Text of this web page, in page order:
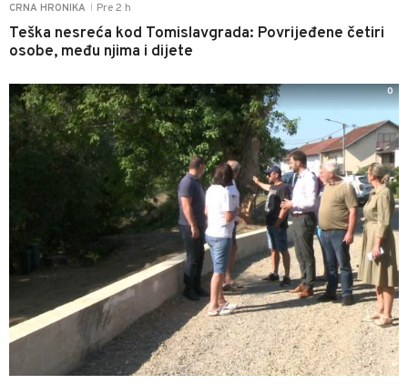
CRNA HRONIKA Pre 2 h
Teška nesreća kod Tomislavgrada: Povrijeđene četiri
osobe, među njima i dijete
0